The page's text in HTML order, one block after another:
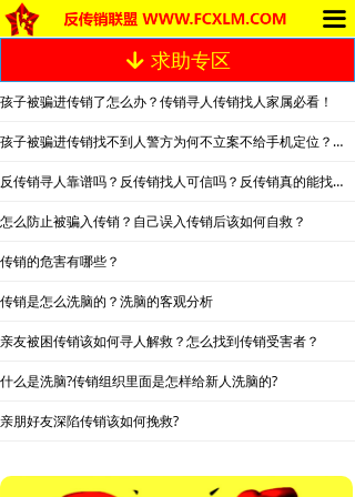
끀
首页
南派传销
北派传销
网络传销
违规直销
涉传公司
传销的危害
녓 求助专区
孩子被骗进传销了怎么办？传销寻人传销找人家属必看！
孩子被骗进传销找不到人警方为何不立案不给手机定位？警察不管怎么办？
反传销寻人靠谱吗？反传销找人可信吗？反传销真的能找到人吗？
怎么防止被骗入传销？自己误入传销后该如何自救？
传销的危害有哪些？
传销是怎么洗脑的？洗脑的客观分析
亲友被困传销该如何寻人解救？怎么找到传销受害者？
什么是洗脑?传销组织里面是怎样给新人洗脑的?
亲朋好友深陷传销该如何挽救?